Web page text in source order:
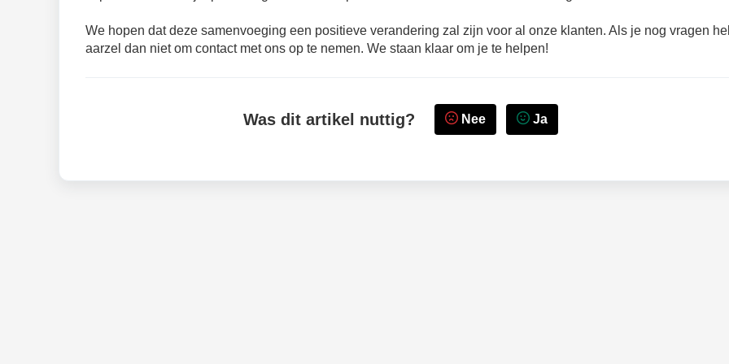
We hopen dat deze samenvoeging een positieve verandering zal zijn voor al onze klanten. Als je nog vragen
aarzel dan niet om contact met ons op te nemen. We staan klaar om je te helpen!
Was dit artikel nuttig? Nee Ja